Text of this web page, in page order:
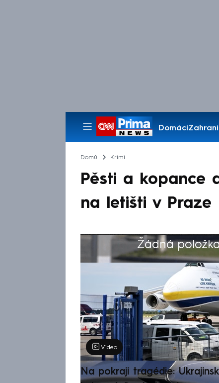
Domácí
Pořady
Domů Krimi
Pěsti a kopance
na letišti v Praze
Žádná
Výběr redakce
Video
Na pokraji tragédie: